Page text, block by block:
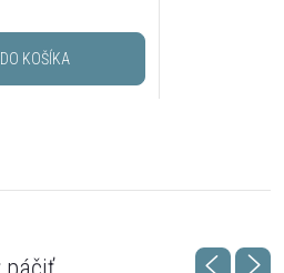
DO KOŠÍKA